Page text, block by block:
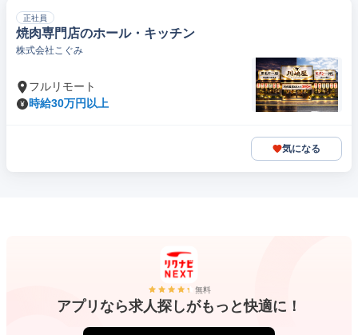
正社員
焼肉専門店のホール・キッチン
株式会社こぐみ
フルリモート
時給30万円以上
気になる
無料
アプリなら求人探しがもっと快適に！